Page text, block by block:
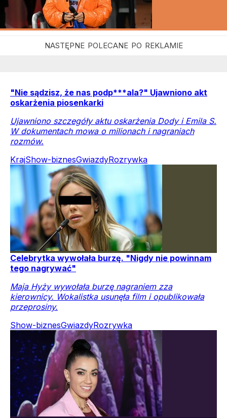
"Nie sądzisz, że nas podp***ala?" Ujawniono akt
oskarżenia piosenkarki
Ujawniono szczegóły aktu oskarżenia Dody i Emila S.
W dokumentach mowa o milionach i nagraniach
rozmów.
KrajShow-biznesGwiazdyRozrywka
Celebrytka wywołała burzę. "Nigdy nie powinnam
tego nagrywać"
Maja Hyży wywołała burzę nagraniem zza
kierownicy. Wokalistka usunęła film i opublikowała
przeprosiny.
Show-biznesGwiazdyRozrywka